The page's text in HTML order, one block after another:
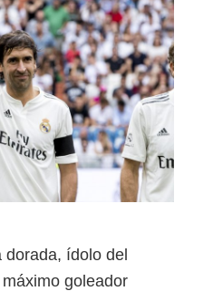
dorada, ídolo del
goleador